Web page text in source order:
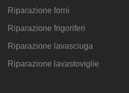
Riparazione forni
Riparazione frigoriferi
Riparazione lavasciuga
Riparazione lavastoviglie